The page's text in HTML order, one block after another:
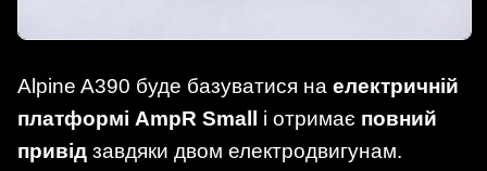
Alpine A390 буде базуватися на електричній
платформі AmpR Small
і отримає повний
привід завдяки двом електродвигунам.